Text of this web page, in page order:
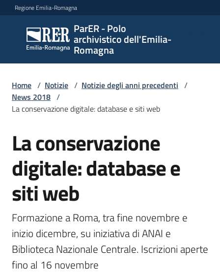
Vai al contenuto
Vai alla navigazione
Vai al footer
Regione Emilia-Romagna
ParER - Polo
archivistico dell'Emilia-
Romagna
ParER -
Polo
archivistico
Romagna
archivistico
Archivio
storico
Conservazione
Argomenti
Home / Notizie / Notizie degli anni precedenti /
News 2018 /
La conservazione digitale: database e siti web
Salta al contenuto
La conservazione
digitale: database e
siti web
Formazione a Roma, tra fine novembre e
inizio dicembre, su iniziativa di ANAI e
Biblioteca Nazionale Centrale. Iscrizioni aperte
fino al 16 novembre